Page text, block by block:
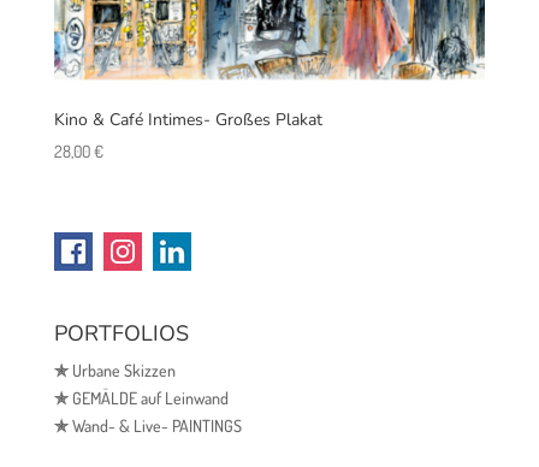
Kino & Café Intimes- Großes Plakat
28,00€
PORTFOLIOS
✯Urbane Skizzen
✯GEMÄLDE auf Leinwand
✯Wand- & Live- PAINTINGS